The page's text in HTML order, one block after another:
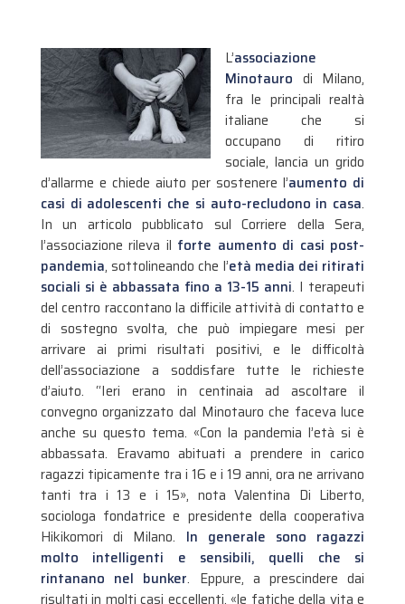
L’associazione
Minotauro di Milano,
fra le principali realtà
italiane che si
occupano di ritiro
sociale, lancia un grido
d’allarme e chiede aiuto per sostenere l’aumento di
casi di adolescenti che si auto-recludono in casa.
In un articolo pubblicato sul Corriere della Sera,
l’associazione rileva il forte aumento di casi post-
pandemia, sottolineando che l’età media dei ritirati
sociali si è abbassata fino a 13-15 anni. I terapeuti
del centro raccontano la difficile attività di contatto e
di sostegno svolta, che può impiegare mesi per
arrivare ai primi risultati positivi, e le difficoltà
dell’associazione a soddisfare tutte le richieste
d’aiuto. “Ieri erano in centinaia ad ascoltare il
convegno organizzato dal Minotauro che faceva luce
anche su questo tema. «Con la pandemia l’età si è
abbassata. Eravamo abituati a prendere in carico
ragazzi tipicamente tra i 16 e i 19 anni, ora ne arrivano
tanti tra i 13 e i 15», nota Valentina Di Liberto,
sociologa fondatrice e presidente della cooperativa
Hikikomori di Milano. In generale sono ragazzi
molto intelligenti e sensibili, quelli che si
rintanano nel bunker. Eppure, a prescindere dai
risultati in molti casi eccellenti, «le fatiche della vita e